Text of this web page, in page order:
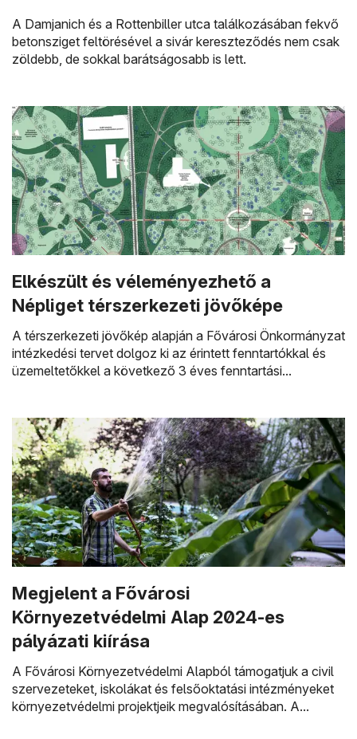
A Damjanich és a Rottenbiller utca találkozásában fekvő
betonsziget feltörésével a sivár kereszteződés nem csak
zöldebb, de sokkal barátságosabb is lett.
Elkészült és véleményezhető a
Népliget térszerkezeti jövőképe
A térszerkezeti jövőkép alapján a Fővárosi Önkormányzat
intézkedési tervet dolgoz ki az érintett fenntartókkal és
üzemeltetőkkel a következő 3 éves fenntartási...
Megjelent a Fővárosi
Környezetvédelmi Alap 2024-es
pályázati kiírása
A Fővárosi Környezetvédelmi Alapból támogatjuk a civil
szervezeteket, iskolákat és felsőoktatási intézményeket
környezetvédelmi projektjeik megvalósításában. A...